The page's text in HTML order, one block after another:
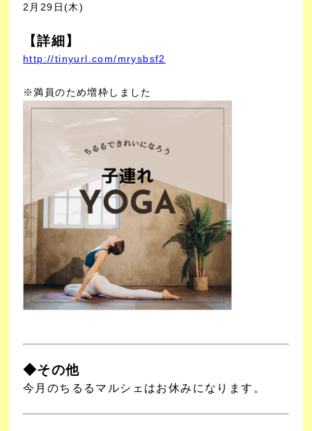
2月29 日(木)
【詳細】
http://tinyurl.com/mrysbsf2
※満員のため増枠しました
◆その他
今月のちるるマルシェはお休みになります。